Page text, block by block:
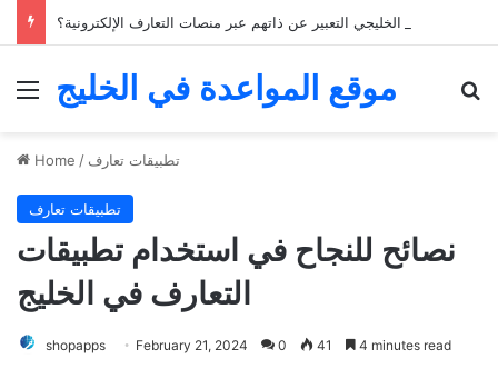
Menu
موقع المواعدة في الخليج
Home / تطبيقات تعارف
تطبيقات تعارف
نصائح للنجاح في استخدام تطبيقات
التعارف في الخليج
shopapps February 21, 2024 0 41 4 minutes read